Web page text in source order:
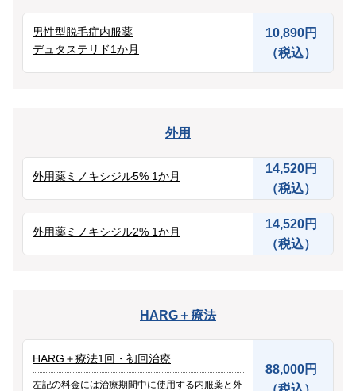
男性型脱毛症内服薬
デュタステリド1か月
10,890円
（税込）
外用
外用薬ミノキシジル5% 1か月
14,520円
（税込）
外用薬ミノキシジル2% 1か月
14,520円
（税込）
HARG＋療法
HARG＋療法1回・初回治療
左記の料金には治療期間中に使用する内服薬と外
88,000円